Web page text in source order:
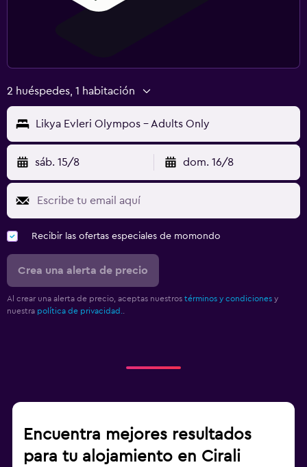
2 huéspedes, 1 habitación
Likya Evleri Olympos - Adults Only
sáb. 15/8 dom. 16/8
Recibir las ofertas especiales de momondo
Crea una alerta de precio
Al crear una alerta de precio, aceptas nuestros términos y condiciones y
nuestra política de privacidad.
Encuentra mejores resultados
para tu alojamiento en Cirali